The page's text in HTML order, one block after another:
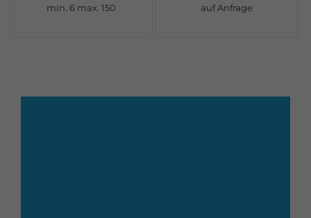
min. 6 max. 150 auf Anfrage